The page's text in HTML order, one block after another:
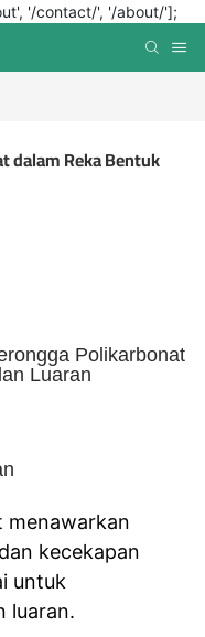
'/contact/', '/about/'];
dalam Reka Bentuk
Polikarbonat
Luaran
menawarkan
kecekapan
untuk
luaran.